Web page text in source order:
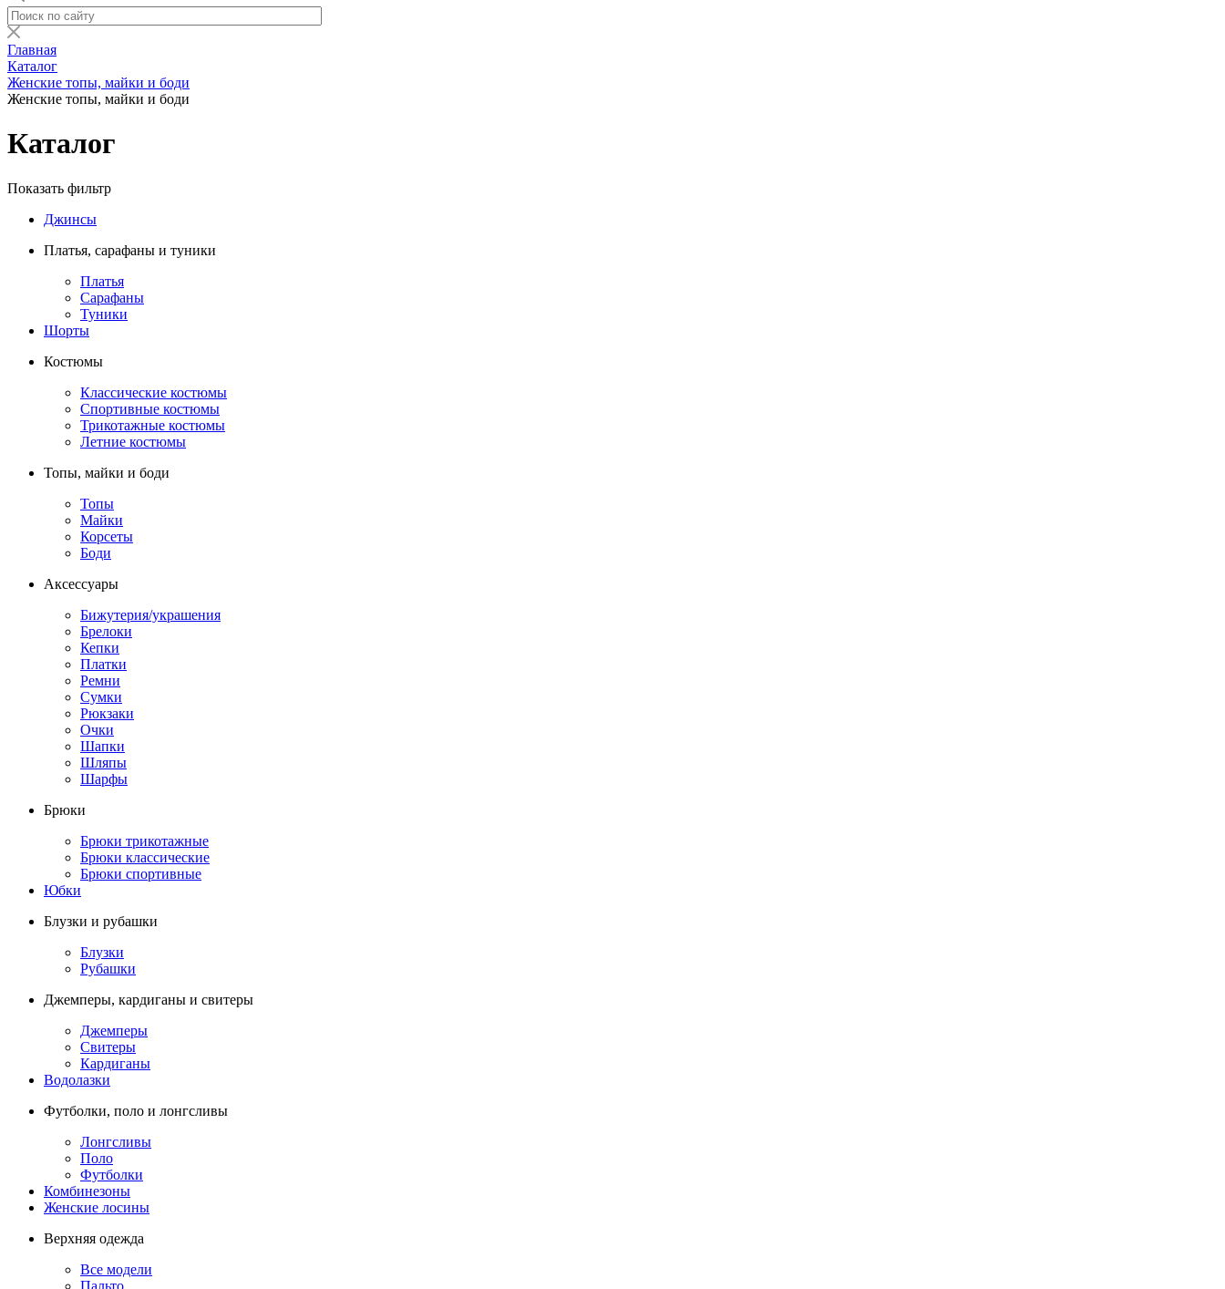
Главная
Каталог
Женские топы, майки и боди
Женские топы, майки и боди
Каталог
Показать фильтр
Джинсы
Платья, сарафаны и туники
Платья
Сарафаны
Туники
Шорты
Костюмы
Классические костюмы
Спортивные костюмы
Трикотажные костюмы
Летние костюмы
Топы, майки и боди
Топы
Майки
Корсеты
Боди
Аксессуары
Бижутерия/украшения
Брелоки
Кепки
Платки
Ремни
Сумки
Рюкзаки
Очки
Шапки
Шляпы
Шарфы
Брюки
Брюки трикотажные
Брюки классические
Брюки спортивные
Юбки
Блузки и рубашки
Блузки
Рубашки
Джемперы, кардиганы и свитеры
Джемперы
Свитеры
Кардиганы
Водолазки
Футболки, поло и лонгсливы
Лонгсливы
Поло
Футболки
Комбинезоны
Женские лосины
Верхняя одежда
Все модели
Пальто